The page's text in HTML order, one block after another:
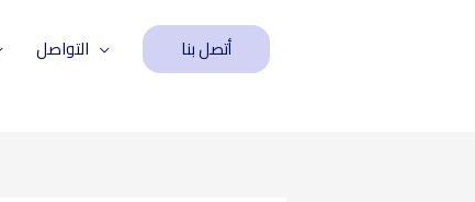
التواصل
أتصل بنا